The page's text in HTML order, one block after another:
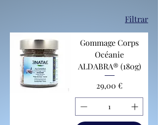
Filtrar
Gommage Corps
Océanie
ALDABRA® (180g)
Precio
29,00 €